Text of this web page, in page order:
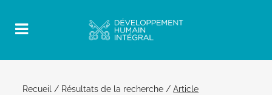
Recueil / Résultats de la recherche /Article